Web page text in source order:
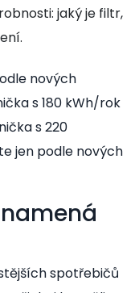
jaký je filtr,
nových
s 180 kWh/rok
s 220
jen podle nových
spotřebičů